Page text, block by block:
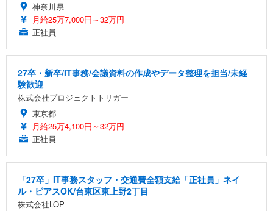
神奈川県
月給25万7,000円～32万円
正社員
27卒・新卒/IT事務/会議資料の作成やデータ整理を担当/未経
験歓迎
株式会社プロジェクトトリガー
東京都
月給25万4,100円～32万円
正社員
「27卒」IT事務スタッフ・交通費全額支給「正社員」ネイ
ル・ピアスOK/台東区東上野2丁目
株式会社LOP